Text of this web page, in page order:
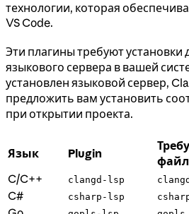
технологии, которая
VS Code.
Эти плагины требуют установки
языкового сервера в вашей
установлен языковой сервер,
предложить вам установить
при открытии проекта.
Язык Plugin
файл
C/C++
clangd-lsp clangd
C# csharp-lsp